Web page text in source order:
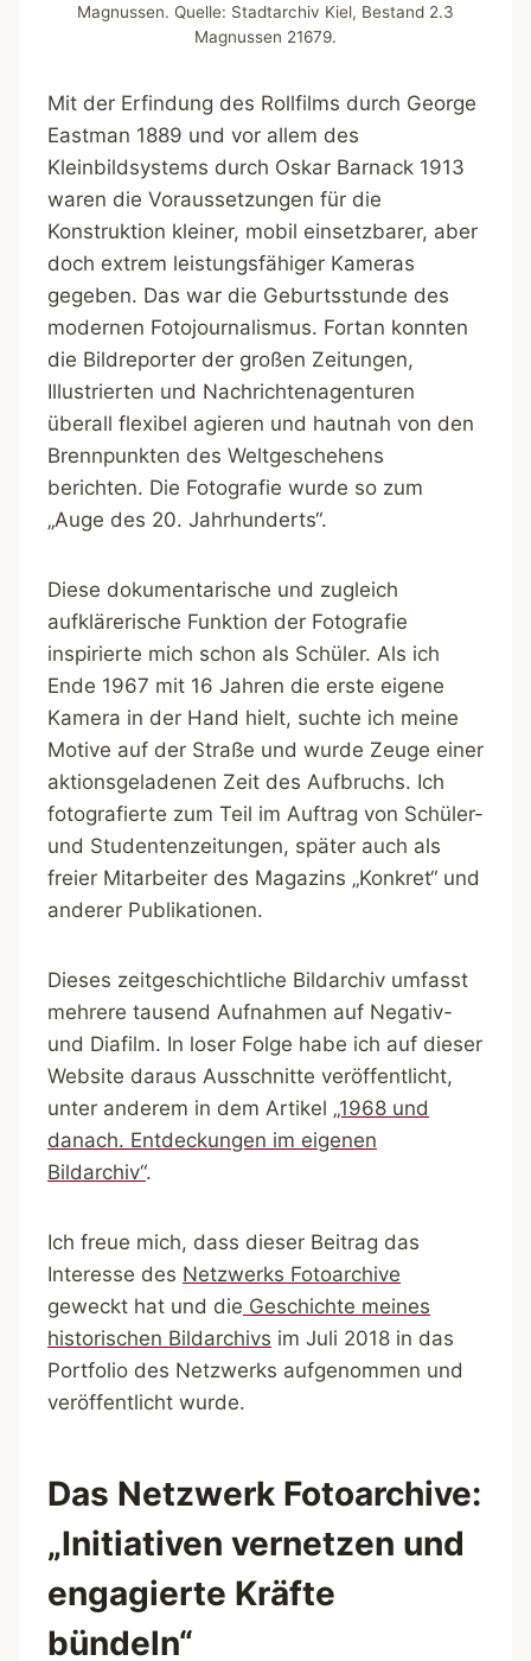
Magnussen. Quelle: Stadtarchiv Kiel, Bestand 2.3
Magnussen 21679.
Mit der Erfindung des Rollfilms durch George
Eastman 1889 und vor allem des
Kleinbildsystems durch Oskar Barnack 1913
waren die Voraussetzungen für die
Konstruktion kleiner, mobil einsetzbarer, aber
doch extrem leistungsfähiger Kameras
gegeben. Das war die Geburtsstunde des
modernen Fotojournalismus. Fortan konnten
die Bildreporter der großen Zeitungen,
Illustrierten und Nachrichtenagenturen
überall flexibel agieren und hautnah von den
Brennpunkten des Weltgeschehens
berichten. Die Fotografie wurde so zum
„Auge des 20. Jahrhunderts“.
Diese dokumentarische und zugleich
aufklärerische Funktion der Fotografie
inspirierte mich schon als Schüler. Als ich
Ende 1967 mit 16 Jahren die erste eigene
Kamera in der Hand hielt, suchte ich meine
Motive auf der Straße und wurde Zeuge einer
aktionsgeladenen Zeit des Aufbruchs. Ich
fotografierte zum Teil im Auftrag von Schüler-
und Studentenzeitungen, später auch als
freier Mitarbeiter des Magazins „Konkret“ und
anderer Publikationen.
Dieses zeitgeschichtliche Bildarchiv umfasst
mehrere tausend Aufnahmen auf Negativ-
und Diafilm. In loser Folge habe ich auf dieser
Website daraus Ausschnitte veröffentlicht,
unter anderem in dem Artikel „1968 und
danach. Entdeckungen im eigenen
Bildarchiv“.
Ich freue mich, dass dieser Beitrag das
Interesse des Netzwerks Fotoarchive
geweckt hat und die Geschichte meines
historischen Bildarchivs im Juli 2018 in das
Portfolio des Netzwerks aufgenommen und
veröffentlicht wurde.
Das Netzwerk Fotoarchive:
„Initiativen vernetzen und
engagierte Kräfte
bündeln“